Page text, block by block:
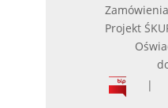
Projekt